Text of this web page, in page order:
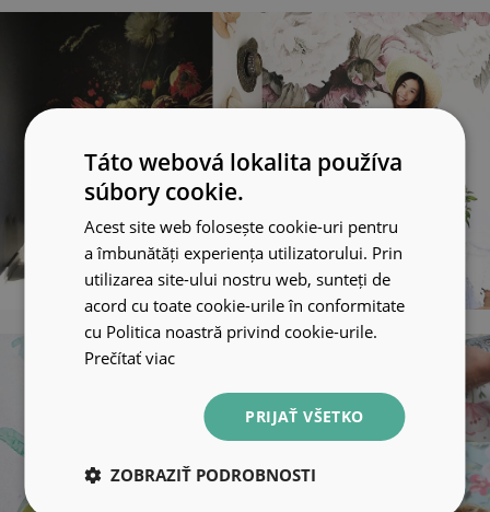
Táto webová lokalita používa
súbory cookie.
Acest site web folosește cookie-uri pentru
a îmbunătăți experiența utilizatorului. Prin
utilizarea site-ului nostru web, sunteți de
acord cu toate cookie-urile în conformitate
cu Politica noastră privind cookie-urile.
Prečítať viac
PRIJAŤ VŠETKO
ZOBRAZIŤ PODROBNOSTI